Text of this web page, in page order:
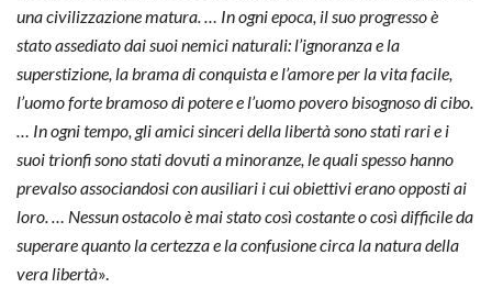
una civilizzazione matura. … In ogni epoca, il suo progresso è
stato assediato dai suoi nemici naturali: l’ignoranza e la
superstizione, la brama di conquista e l’amore per la vita facile,
l’uomo forte bramoso di potere e l’uomo povero bisognoso di cibo.
… In ogni tempo, gli amici sinceri della libertà sono stati rari e i
suoi trionfi sono stati dovuti a minoranze, le quali spesso hanno
prevalso associandosi con ausiliari i cui obiettivi erano opposti ai
loro. … Nessun ostacolo è mai stato così costante o così difficile da
superare quanto la certezza e la confusione circa la natura della
vera libertà».